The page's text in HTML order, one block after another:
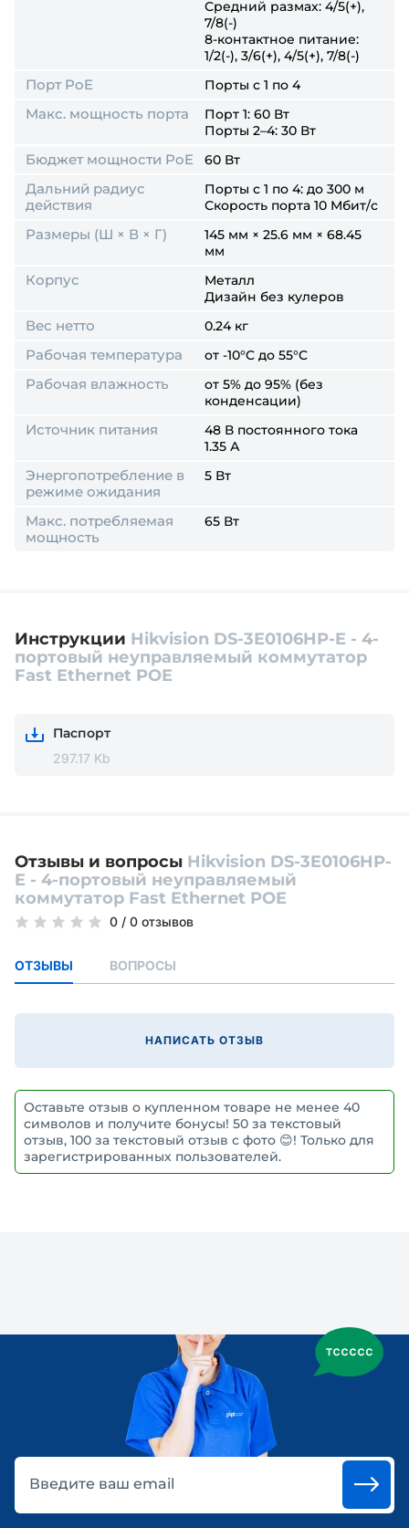
Средний размах: 4/5(+),
7/8(-)
8-контактное питание:
1/2(-), 3/6(+), 4/5(+), 7/8(-)
Порт PoE Порты с 1 по 4
Макс. мощность порта
Порт 1: 60 Вт
Порты 2–4: 30 Вт
Бюджет мощности PoE 60 Вт
Дальний радиус
действия
Порты с 1 по 4: до 300 м
Скорость порта 10 Мбит/с
Размеры (Ш × В × Г)
145 мм × 25.6 мм × 68.45
мм
Корпус
Металл
Дизайн без кулеров
Вес нетто 0.24 кг
Рабочая температура от -10°C до 55°C
Рабочая влажность
от 5% до 95% (без
конденсации)
Источник питания
48 В постоянного тока
1.35 А
Энергопотребление в
режиме ожидания
5 Вт
Макс. потребляемая
мощность
65 Вт
Инструкции Hikvision DS-3E0106HP-E - 4-
портовый неуправляемый коммутатор
Fast Ethernet POE
Паспорт
297.17 Kb
Отзывы и вопросы Hikvision DS-3E0106HP-
E - 4-портовый неуправляемый
коммутатор Fast Ethernet POE
0 / 0 отзывов
ОТЗЫВЫ ВОПРОСЫ
НАПИСАТЬ ОТЗЫВ
Оставьте отзыв о купленном товаре не менее 40
символов и получите бонусы! 50 за текстовый
отзыв, 100 за текстовый отзыв с фото 😊! Только для
зарегистрированных пользователей.
Введите ваш email